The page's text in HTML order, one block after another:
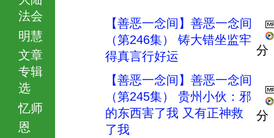
法会
明慧
文章
专辑
选
忆师
恩
【善恶一念间】善恶一念间
（第246集） 铸大错坐监牢
得真言行好运
分
【善恶一念间】善恶一念间
（第245集） 贵州小伙：邪
的东西害了我 又有正神救
了我
分